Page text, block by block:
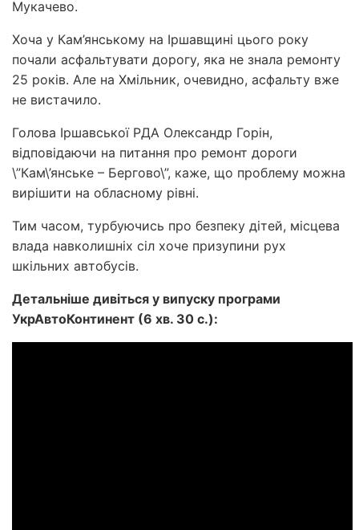
Мукачево.
Хоча у Кам’янському на Іршавщині цього року
почали асфальтувати дорогу, яка не знала ремонту
25 років. Але на Хмільник, очевидно, асфальту вже
не вистачило.
Голова Іршавської РДА Олександр Горін,
відповідаючи на питання про ремонт дороги
\”Кам\’янське – Бергово\”, каже, що проблему можна
вирішити на обласному рівні.
Тим часом, турбуючись про безпеку дітей, місцева
влада навколишніх сіл хоче призупини рух
шкільних автобусів.
Детальніше дивіться у випуску програми
УкрАвтоКонтинент (6 хв. 30 с.):